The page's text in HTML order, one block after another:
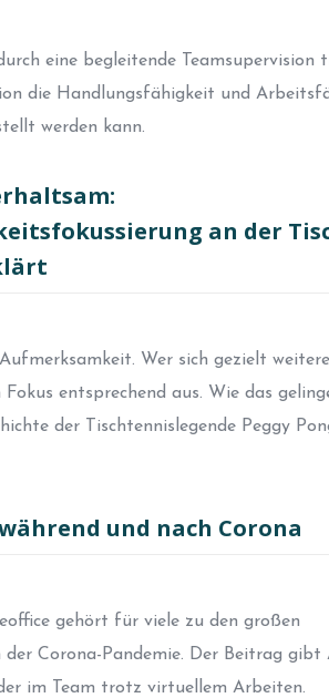
eine begleitende Teamsupervision
die Handlungsfähigkeit und
werden kann.
an der
Wer sich gezielt
entsprechend aus. Wie das
der Tischtennislegende Peggy
und nach Corona
gehört für viele zu den großen
der Corona-Pandemie. Der Beitrag gibt
im Team trotz virtuellem Arbeiten.